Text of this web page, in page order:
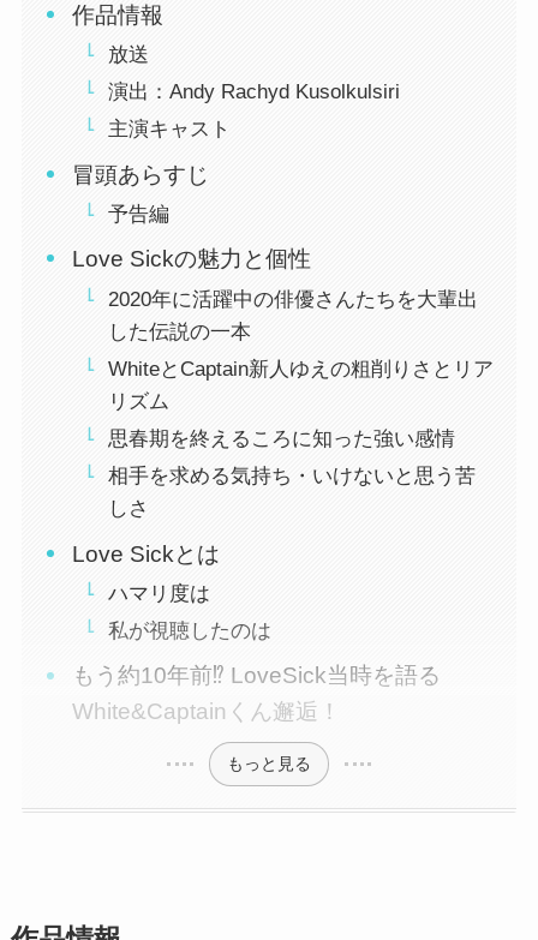
作品情報
放送
演出：Andy Rachyd Kusolkulsiri
主演キャスト
冒頭あらすじ
予告編
Love Sickの魅力と個性
2020年に活躍中の俳優さんたちを大輩出
した伝説の一本
WhiteとCaptain新人ゆえの粗削りさとリア
リズム
思春期を終えるころに知った強い感情
相手を求める気持ち・いけないと思う苦
しさ
Love Sickとは
ハマリ度は
私が視聴したのは
もう約10年前⁉️ LoveSick当時を語る
White&Captainくん邂逅！
もっと見る